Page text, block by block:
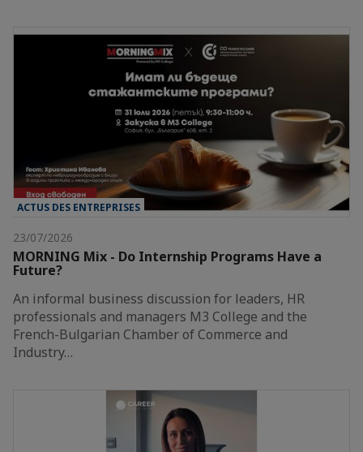
ACTUS DES ENTREPRISES
23/07/2026
MORNING Mix - Do Internship Programs Have a
Future?
An informal business discussion for leaders, HR
professionals and managers M3 College and the
French-Bulgarian Chamber of Commerce and
Industry…